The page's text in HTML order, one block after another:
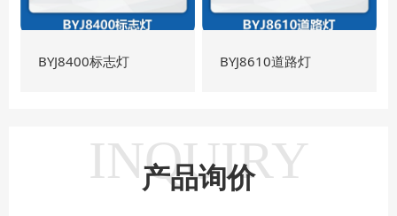
BYJ8400标志灯 BYJ8610道路灯
INQUIRY
产品询价